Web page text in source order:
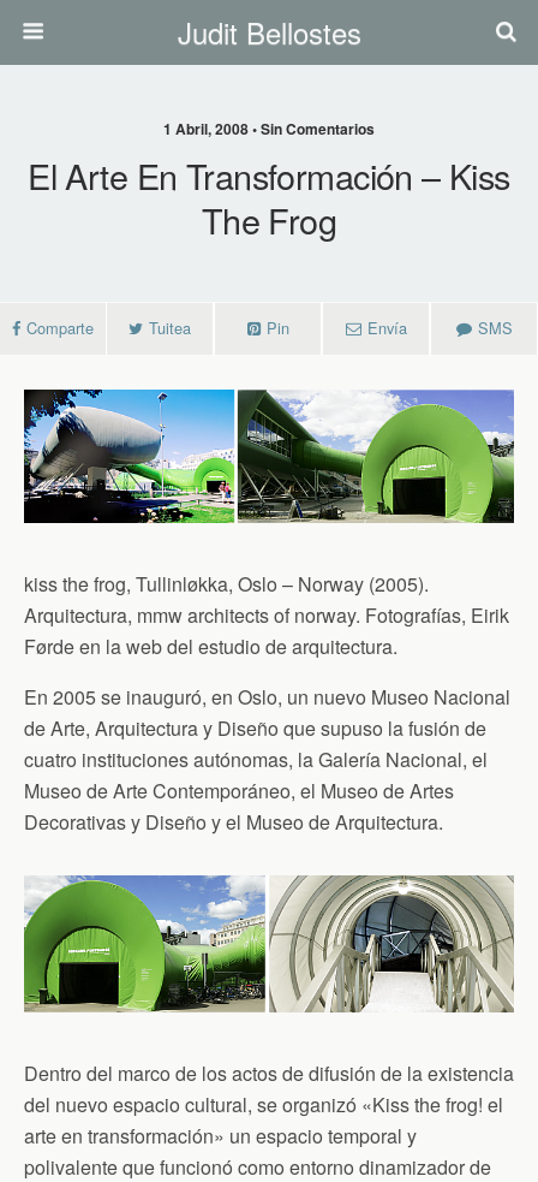
Judit Bellostes
1 Abril, 2008 • Sin Comentarios
El Arte En Transformación – Kiss
The Frog
Comparte Tuitea Pin Envía SMS
kiss the frog, Tullinløkka, Oslo – Norway (2005).
Arquitectura, mmw architects of norway. Fotografías, Eirik
Førde en la web del estudio de arquitectura.
En 2005 se inauguró, en Oslo, un nuevo Museo Nacional
de Arte, Arquitectura y Diseño que supuso la fusión de
cuatro instituciones autónomas, la Galería Nacional, el
Museo de Arte Contemporáneo, el Museo de Artes
Decorativas y Diseño y el Museo de Arquitectura.
Dentro del marco de los actos de difusión de la existencia
del nuevo espacio cultural, se organizó «Kiss the frog! el
arte en transformación» un espacio temporal y
polivalente que funcionó como entorno dinamizador de